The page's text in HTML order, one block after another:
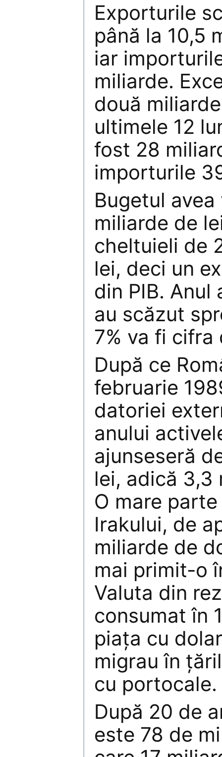
Exporturile
până la 10,5
iar
miliarde.
două
ultimele 12
fost 28
importurile
Bugetul
miliarde de
cheltuieli de
lei, deci un
din PIB.
au scăzut
7% va fi
După ce
februarie
datoriei
anului
ajunseseră
lei, adică 3,3
O mare
Irakului, de
miliarde de
mai primit-o
Valuta din
consumat în
piaţa cu
migrau în
cu portocale.
După 20 de
este 78 de